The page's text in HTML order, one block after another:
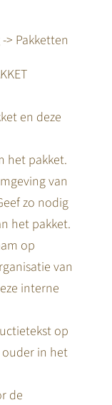
> Pakketten
en deze
het pakket.
van
zo nodig
het pakket.
op
van
interne
op
in het
de